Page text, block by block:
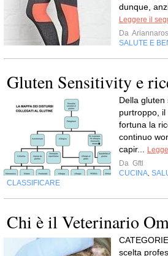
dunque,
Leggere il
Da
SALUTE E
Gluten Sensitivity e
Della gluten
purtroppo,
fortuna la
continuo
capir...
Da Gftl
CUCINA
CLASSIFICARE
Chi è il Veterinario
scelta